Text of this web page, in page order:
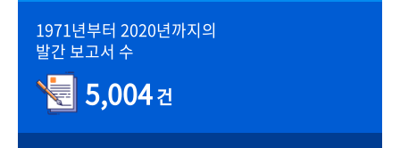
1971년부터 2020년까지의
발간 보고서 수
5,004건